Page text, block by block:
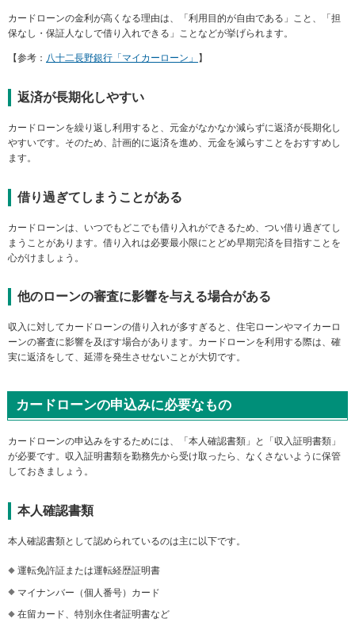
カードローンの金利が高くなる理由は、「利用目的が自由である」こと、「担
保なし・保証人なしで借り入れできる」ことなどが挙げられます。
【参考： 八十二長野銀行「マイカーローン」 】
返済が長期化しやすい
カードローンを繰り返し利用すると、元金がなかなか減らずに返済が長期化し
やすいです。そのため、計画的に返済を進め、元金を減らすことをおすすめし
ます。
借り過ぎてしまうことがある
カードローンは、いつでもどこでも借り入れができるため、つい借り過ぎてし
まうことがあります。借り入れは必要最小限にとどめ早期完済を目指すことを
心がけましょう。
他のローンの審査に影響を与える場合がある
収入に対してカードローンの借り入れが多すぎると、住宅ローンやマイカーロ
ーンの審査に影響を及ぼす場合があります。カードローンを利用する際は、確
実に返済をして、延滞を発生させないことが大切です。
カードローンの申込みに必要なもの
カードローンの申込みをするためには、「本人確認書類」と「収入証明書類」
が必要です。収入証明書類を勤務先から受け取ったら、なくさないように保管
しておきましょう。
本人確認書類
本人確認書類として認められているのは主に以下です。
運転免許証または運転経歴証明書
マイナンバー（個人番号）カード
在留カード、特別永住者証明書など